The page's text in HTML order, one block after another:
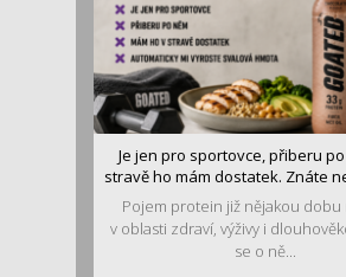
Je jen pro sportovce, přiberu
stravě ho mám dostatek. Znáte
Pojem protein již nějakou
v oblasti zdraví, výživy i
se o ně...